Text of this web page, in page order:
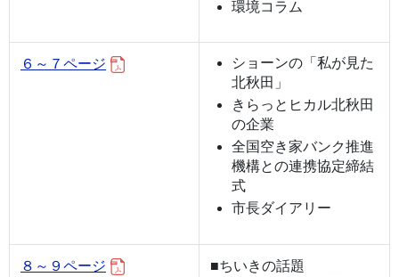
環境コラム
６～７ページ
ショーンの「私が見た
北秋田」
きらっとヒカル北秋田
の企業
全国空き家バンク推進
機構との連携協定締結
式
市長ダイアリー
８～９ページ
■ちいきの話題